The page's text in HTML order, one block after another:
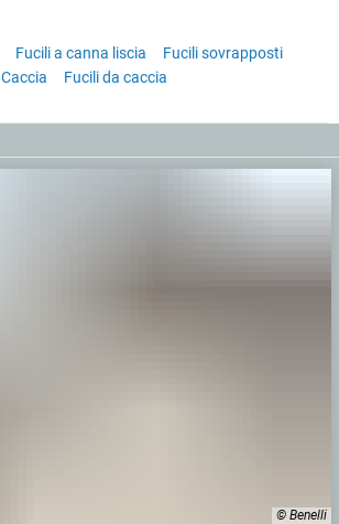
Fucili a canna liscia
Fucili sovrapposti
Caccia
Fucili da caccia
© Benelli